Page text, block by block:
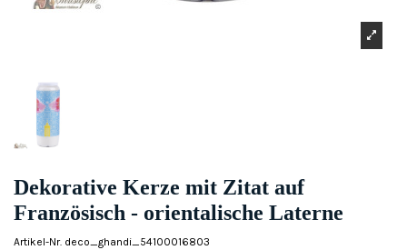
Dekorative Kerze mit Zitat auf
Französisch - orientalische Laterne
Artikel-Nr. deco_ghandi_54100016803